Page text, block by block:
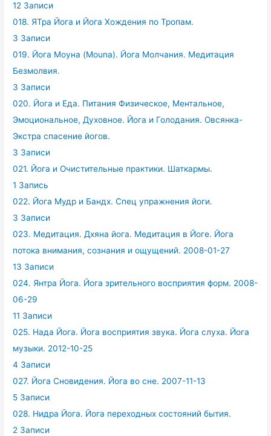
12 Записи
018. ЯТра Йога и Йога Хождения по Тропам.
3 Записи
019. Йога Моуна (Mouna). Йога Молчания. Медитация
Безмолвия.
3 Записи
020. Йога и Еда. Питания Физическое, Ментальное,
Эмоциональное, Духовное. Йога и Голодания. Овсянка-
Экстра спасение йогов.
3 Записи
021. Йога и Очистительные практики. Шаткармы.
1 Запись
022. Йога Мудр и Бандх. Спец упражнения йоги.
3 Записи
023. Медитация. Дхяна йога. Медитация в Йоге. Йога
потока внимания, сознания и ощущений. 2008-01-27
13 Записи
024. Янтра Йога. Йога зрительного восприятия форм. 2008-
06-29
11 Записи
025. Нада Йога. Йога восприятия звука. Йога слуха. Йога
музыки. 2012-10-25
4 Записи
027. Йога Сновидения. Йога во сне. 2007-11-13
5 Записи
028. Нидра Йога. Йога переходных состояний бытия.
2 Записи